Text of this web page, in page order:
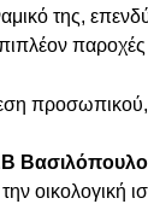
της,
προσωπικού,
οικολογική